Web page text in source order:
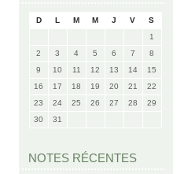
D L M M J V
S
1
2
3 4 5 6 7
8
9
10 11 12 13 14
15
16
17 18 19 20 21
22
23
24 25 26 27 28
29
30
31
NOTES RÉCENTES